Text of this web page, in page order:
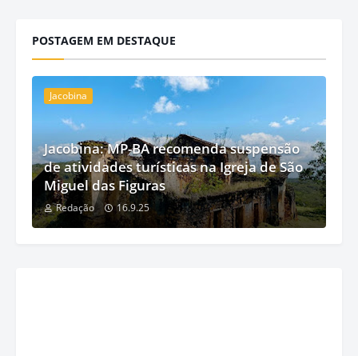
POSTAGEM EM DESTAQUE
Jacobina
Jacobina: MP-BA recomenda suspensão
de atividades turísticas na Igreja de São
Miguel das Figuras
Redação 16.9.25